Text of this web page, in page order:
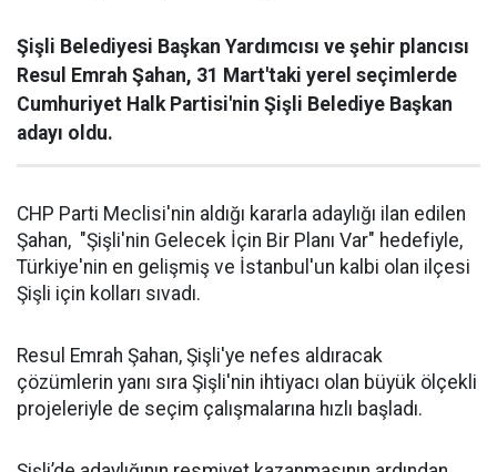
Şişli Belediyesi Başkan Yardımcısı ve şehir plancısı
Resul Emrah Şahan, 31 Mart'taki yerel seçimlerde
Cumhuriyet Halk Partisi'nin Şişli Belediye Başkan
adayı oldu.
CHP Parti Meclisi'nin aldığı kararla adaylığı ilan edilen
Şahan, "Şişli'nin Gelecek İçin Bir Planı Var" hedefiyle,
Türkiye'nin en gelişmiş ve İstanbul'un kalbi olan ilçesi
Şişli için kolları sıvadı.
Resul Emrah Şahan, Şişli'ye nefes aldıracak
çözümlerin yanı sıra Şişli'nin ihtiyacı olan büyük ölçekli
projeleriyle de seçim çalışmalarına hızlı başladı.